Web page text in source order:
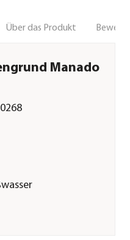
Über das Produkt
Manado